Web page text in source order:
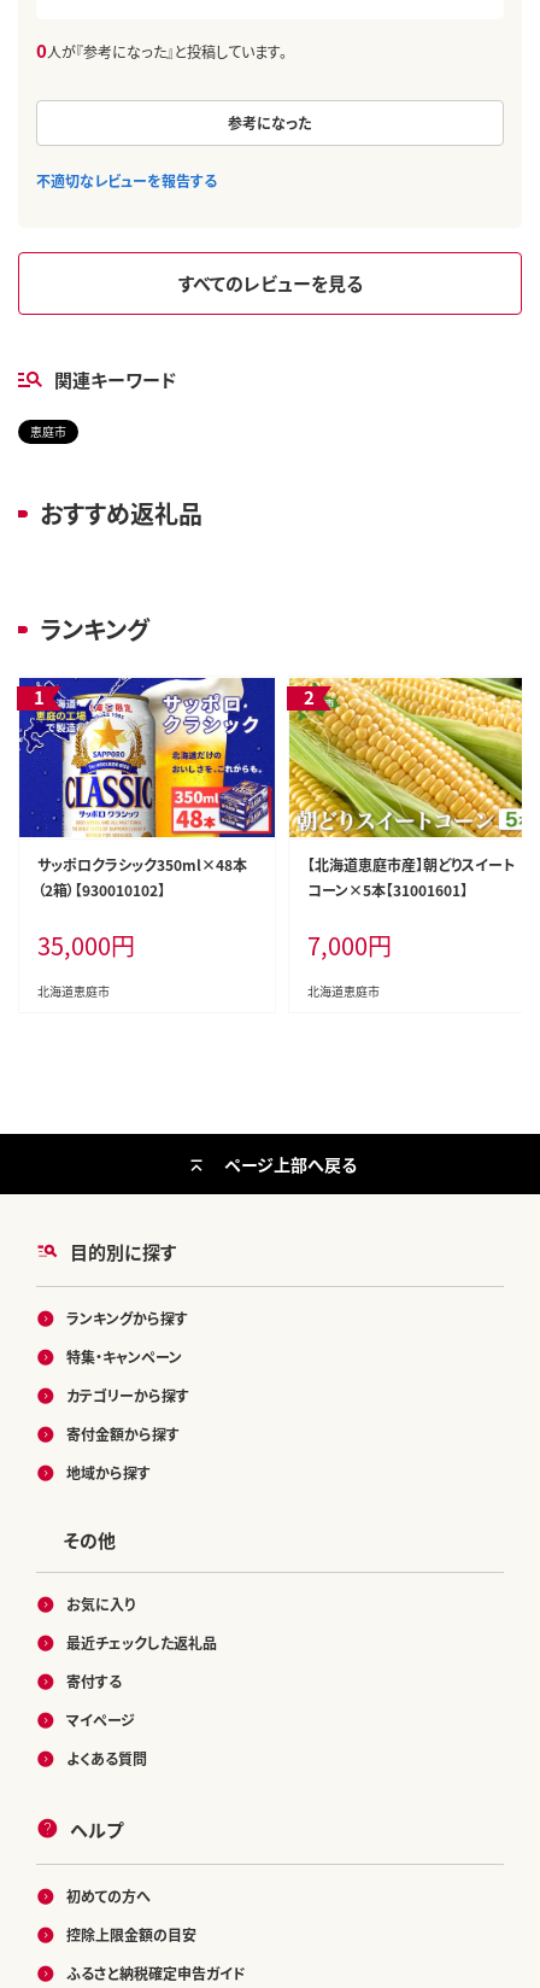
0人が『参考になった』と投稿しています。
参考になった
不適切なレビューを報告する
すべてのレビューを見る
関連キーワード
恵庭市
おすすめ返礼品
ランキング
サッポロクラシック350ml×48本
（2箱）【930010102】
35,000円
北海道恵庭市
【北海道恵庭市産】朝どりスイート
コーン×5本【31001601】
7,000円
北海道恵庭市
目的別に探す
ランキングから探す
特集・キャンペーン
カテゴリーから探す
寄付金額から探す
地域から探す
その他
お気に入り
最近チェックした返礼品
寄付する
マイページ
よくある質問
ヘルプ
初めての方へ
控除上限金額の目安
ふるさと納税確定申告ガイド
ページ上部へ戻る